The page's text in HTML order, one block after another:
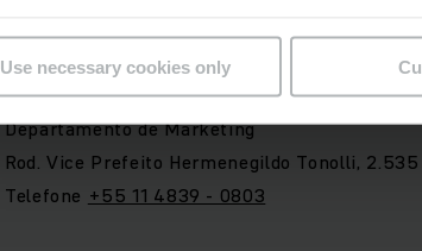
Use necessary cookies only
Redação:
Departamento de Marketing
Rod. Vice Prefeito Hermenegildo Tonolli,
Telefone +55 11 4839 - 0803